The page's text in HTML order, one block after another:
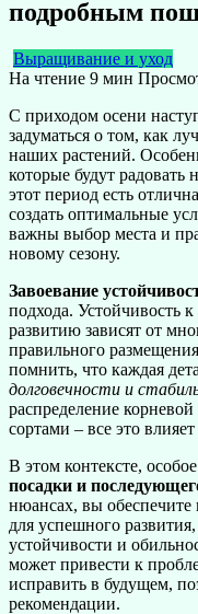
подробным
Выращивание и уход
На чтение 9 мин
С приходом осени
задуматься о том, как
наших растений.
которые будут
этот период есть
создать оптимальные
важны выбор места и
новому сезону.
Завоевание
подхода. Устойчивость
развитию зависят от
правильного
помнить, что каждая
долговечности и
распределение
сортами – все это
В этом контексте,
посадки и
нюансах, вы
для успешного
устойчивости и
может привести к
исправить в будущем,
рекомендации.